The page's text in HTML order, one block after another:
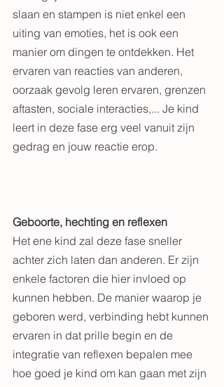
slaan en stampen is niet enkel een
uiting van emoties, het is ook een
manier om dingen te ontdekken. Het
ervaren van reacties van anderen,
oorzaak gevolg leren ervaren, grenzen
aftasten, sociale interacties,... Je kind
leert in deze fase erg veel vanuit zijn
gedrag en jouw reactie erop.
Geboorte, hechting en reflexen
Het ene kind zal deze fase sneller
achter zich laten dan anderen. Er zijn
enkele factoren die hier invloed op
kunnen hebben. De manier waarop je
geboren werd, verbinding hebt kunnen
ervaren in dat prille begin en de
integratie van reflexen bepalen mee
hoe goed je kind om kan gaan met zijn